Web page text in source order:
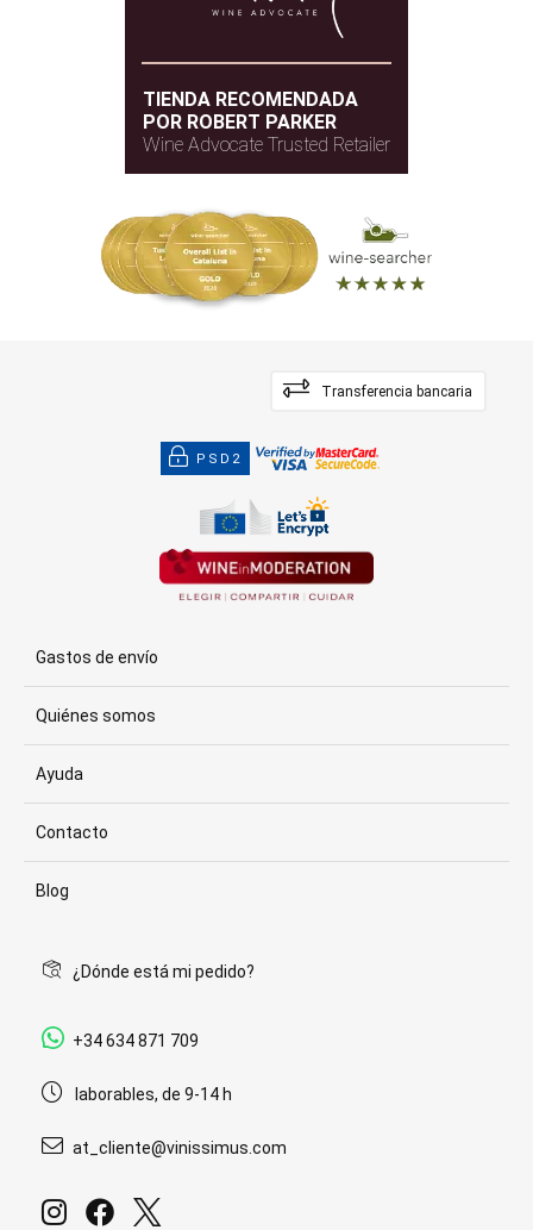
TIENDA RECOMENDADA
POR ROBERT PARKER
Wine Advocate Trusted Retailer
Transferencia bancaria
PSD2
Gastos de envío
Quiénes somos
Ayuda
Contacto
Blog
¿Dónde está mi pedido?
+34 634 871 709
laborables, de 9-14 h
at_cliente@vinissimus.com